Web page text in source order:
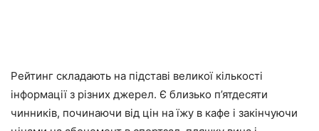
Рейтинг складають на підставі великої кількості
інформації з різних джерел. Є близько п’ятдесяти
чинників, починаючи від цін на їжу в кафе і закінчуючи